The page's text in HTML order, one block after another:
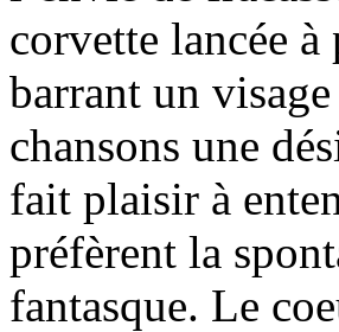
corvette lancée
barrant un
chansons une
fait plaisir à
préfèrent la
fantasque. Le